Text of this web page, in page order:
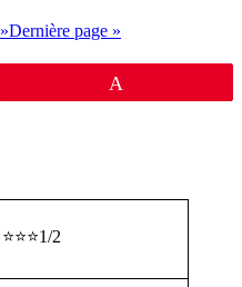
»Dernière page »
⭐⭐⭐1/2